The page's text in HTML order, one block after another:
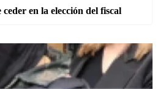
en la elección del fiscal